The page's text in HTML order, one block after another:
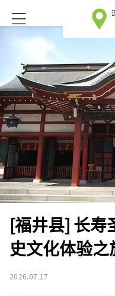
[福井县] 长寿
史文化体验之
2026.07.17